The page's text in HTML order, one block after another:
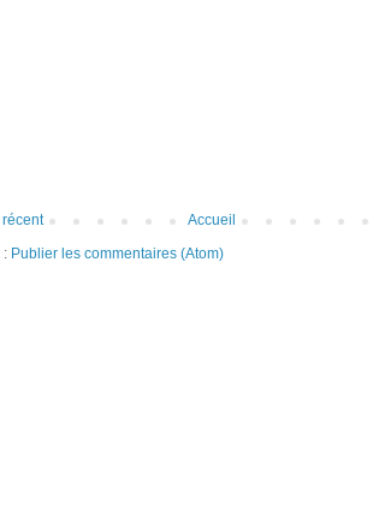
Accueil
: Publier les commentaires (Atom)